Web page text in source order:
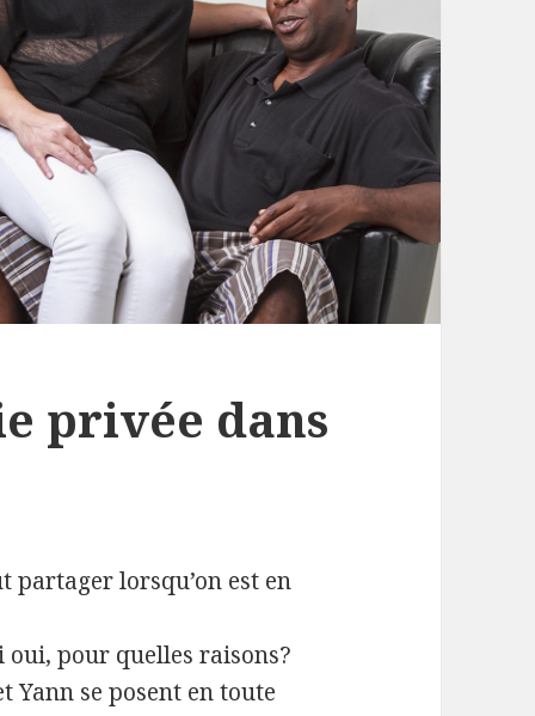
privée dans
partager lorsqu’on est en
pour quelles raisons?
Yann se posent en toute